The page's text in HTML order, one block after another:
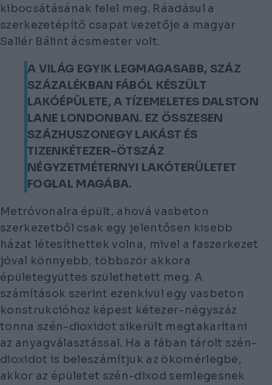
kibocsátásának felel meg. Ráadásul a
szerkezetépítő csapat vezetője a magyar
Sallér Bálint ácsmester volt.
A VILÁG EGYIK LEGMAGASABB, SZÁZ
SZÁZALÉKBAN FÁBÓL KÉSZÜLT
LAKÓÉPÜLETE, A TÍZEMELETES DALSTON
LANE LONDONBAN. EZ ÖSSZESEN
SZÁZHUSZONEGY LAKÁST ÉS
TIZENKÉTEZER-ÖTSZÁZ
NÉGYZETMÉTERNYI LAKÓTERÜLETET
FOGLAL MAGÁBA.
Metróvonalra épült, ahová vasbeton
szerkezetből csak egy jelentősen kisebb
házat létesíthettek volna, mivel a faszerkezet
jóval könnyebb, többször akkora
épületegyüttes születhetett meg. A
számítások szerint ezenkívül egy vasbeton
konstrukcióhoz képest kétezer-négyszáz
tonna szén-dioxidot sikerült megtakarítani
az anyagválasztással. Ha a fában tárolt szén-
dioxidot is beleszámítjuk az ökomérlegbe,
akkor az épületet szén-dixod semlegesnek